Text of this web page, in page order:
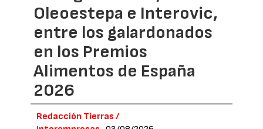
Oleoestepa e Interovic,
entre los galardonados
en los Premios
Alimentos de España
2026
Redacción Tierras /